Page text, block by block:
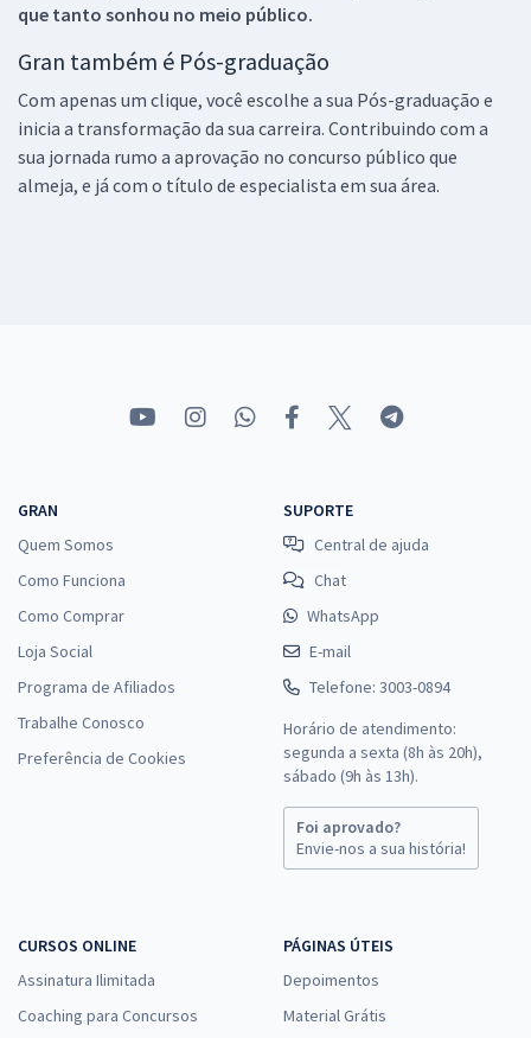
que tanto sonhou no meio público.
Gran também é Pós-graduação
Com apenas um clique, você escolhe a sua Pós-graduação e
inicia a transformação da sua carreira. Contribuindo com a
sua jornada rumo a aprovação no concurso público que
almeja, e já com o título de especialista em sua área.
GRAN
Quem Somos
Como Funciona
Como Comprar
Loja Social
Programa de Afiliados
Trabalhe Conosco
Preferência de Cookies
SUPORTE
Central de ajuda
Chat
WhatsApp
E-mail
Telefone: 3003-0894
Horário de atendimento:
segunda a sexta (8h às 20h),
sábado (9h às 13h).
Foi aprovado?
Envie-nos a sua história!
CURSOS ONLINE
Assinatura Ilimitada
Coaching para Concursos
PÁGINAS ÚTEIS
Depoimentos
Material Grátis